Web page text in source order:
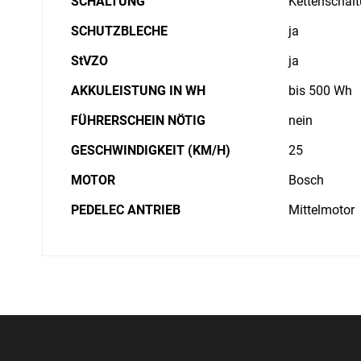
SCHUTZBLECHE
ja
StVZO
ja
AKKULEISTUNG IN WH
bis 500 Wh
FÜHRERSCHEIN NÖTIG
nein
GESCHWINDIGKEIT (KM/H)
25
MOTOR
Bosch
PEDELEC ANTRIEB
Mittelmotor